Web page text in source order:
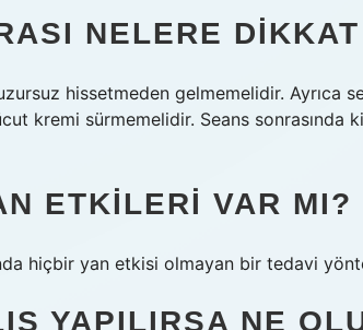
NELERE
hissetmeden gelmemelidir. Ayrıca
kremi sürmemelidir. Seans sonrasında
ETKILERI VAR MI?
hiçbir yan etkisi olmayan bir tedavi
YAPILIRSA NE